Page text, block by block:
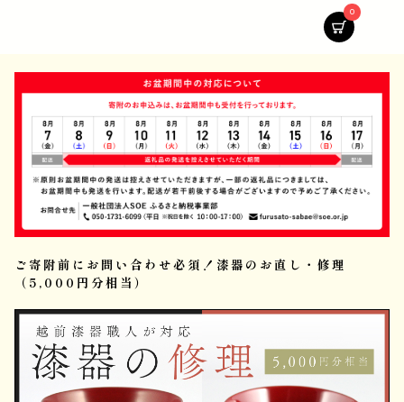
0
ご寄附前にお問い合わせ必須！漆器のお直し・修理
（5,000円分相当）